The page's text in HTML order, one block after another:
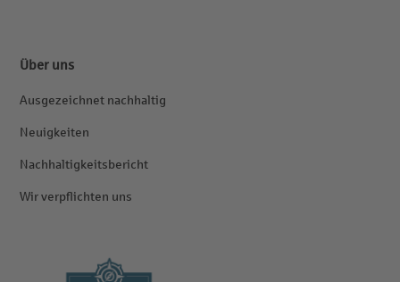
Über uns
Ausgezeichnet nachhaltig
Neuigkeiten
Nachhaltigkeitsbericht
Wir verpflichten uns